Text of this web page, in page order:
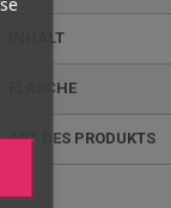
INHALT
FLASCHE
ART DES PRODUKTS